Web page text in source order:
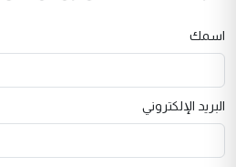
اسمك
البريد الإلكتروني